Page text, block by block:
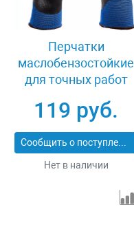
Перчатки
маслобензостойкие
для точных работ
МЕХАНИК+ 11279-XL
119 руб.
Сообщить о поступлении
Нет в наличии